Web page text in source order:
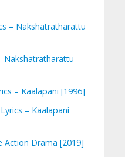
– Nakshatratharattu
Nakshatratharattu
– Kaalapani [1996]
– Kaalapani
Action Drama [2019]